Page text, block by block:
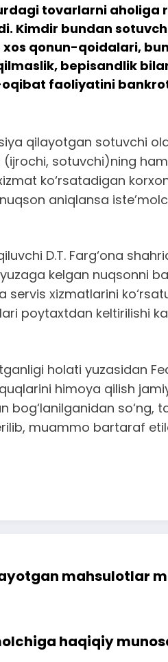
tovarlarni aholiga
Kimdir bundan
qonun-qoidalari,
bepisandlik
faoliyatini
qilayotgan sotuvchi
sotuvchi)ning
ko‘rsatadigan
aniqlansa
D.T. Farg‘ona
kelgan nuqsonni
xizmatlarini
poytaxtdan keltirilishi
holati yuzasidan
himoya qilish
so‘ng,
muammo bartaraf
mahsulotlar
haqiqiy